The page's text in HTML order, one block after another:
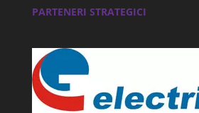
PARTENERI STRATEGICI